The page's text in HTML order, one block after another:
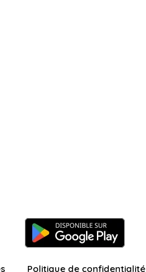
Politique de confidentialité